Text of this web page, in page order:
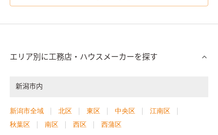
エリア別に工務店・ハウスメーカーを探す
新潟市内
新潟市全域 北区 東区 中央区
江南区
秋葉区
南区 西区 西蒲区